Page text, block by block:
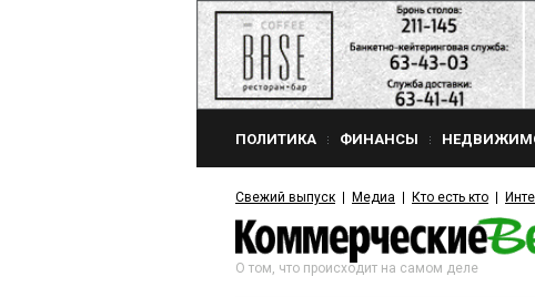
ПОЛИТИКА ФИНАНСЫ
Свежий выпуск Медиа Кто есть кто
О том, что происходит на самом деле